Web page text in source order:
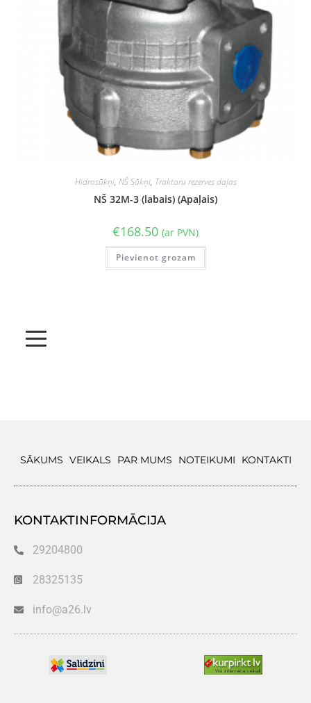
Hidrosūkņi, NŠ Sūkņi, Traktoru rezerves daļas
NŠ 32M-3 (labais) (Apaļais)
€168.50 (ar PVN)
Pievienot grozam
SĀKUMS VEIKALS PAR MUMS NOTEIKUMI KONTAKTI
KONTAKTINFORMĀCIJA
29204800
28325135
info@a26.lv